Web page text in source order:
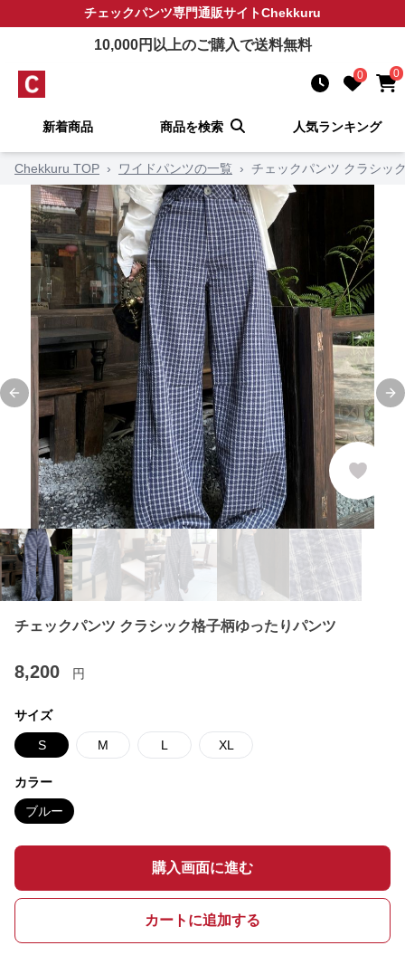
チェックパンツ専門通販サイトChekkuru
10,000円以上のご購入で送料無料
0 0
新着商品 商品を検索 人気ランキング
Chekkuru TOP › ワイドパンツの一覧 › チェックパンツ クラシッ
Previous slide
チェックパンツ クラシック格子柄ゆったりパンツ
8,200 円
サイズ
S M L XL
カラー
ブルー
購入画面に進む
カートに追加する